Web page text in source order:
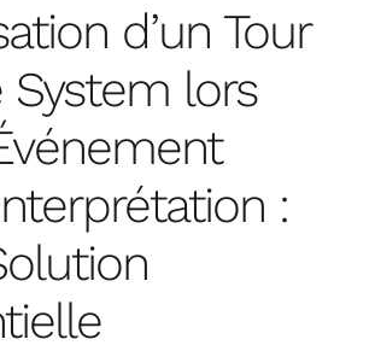
Agence
Blog
Contact
d’un Tour
System lors
: